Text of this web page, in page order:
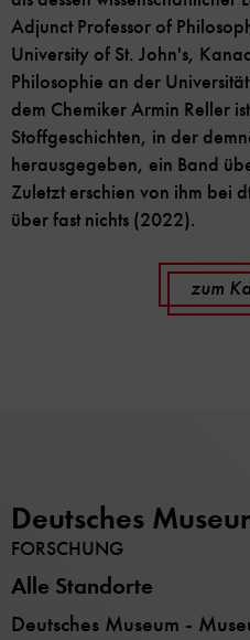
Adjunct Professor of
University of St. John's,
Philosophie an der
dem Chemiker Armin Reller
Stoffgeschichten, in der
herausgegeben, ein Band
Zuletzt erschien von ihm bei
über fast nichts (2022).
zum
Deutsches
FORSCHUNG
Alle Standorte
Deutsches Museum -